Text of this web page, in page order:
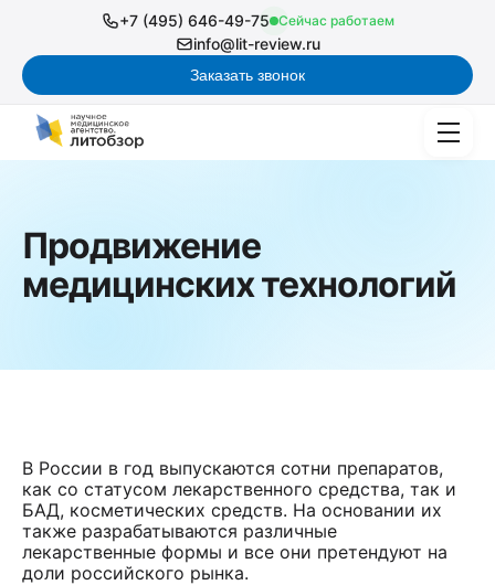
+7 (495) 646-49-75 Сейчас работаем
info@lit-review.ru
Заказать звонок
Продвижение
медицинских технологий
В России в год выпускаются сотни препаратов,
как со статусом лекарственного средства, так и
БАД, косметических средств. На основании их
также разрабатываются различные
лекарственные формы и все они претендуют на
доли российского рынка.